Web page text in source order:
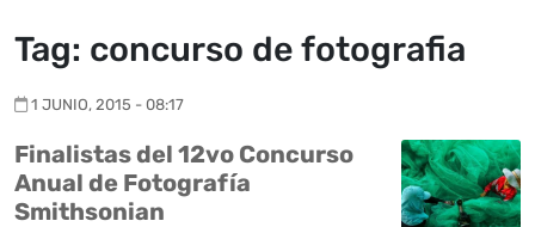
Tag: concurso de fotografia
1 JUNIO, 2015 - 08:17
Finalistas del 12vo Concurso
Anual de Fotografía
Smithsonian